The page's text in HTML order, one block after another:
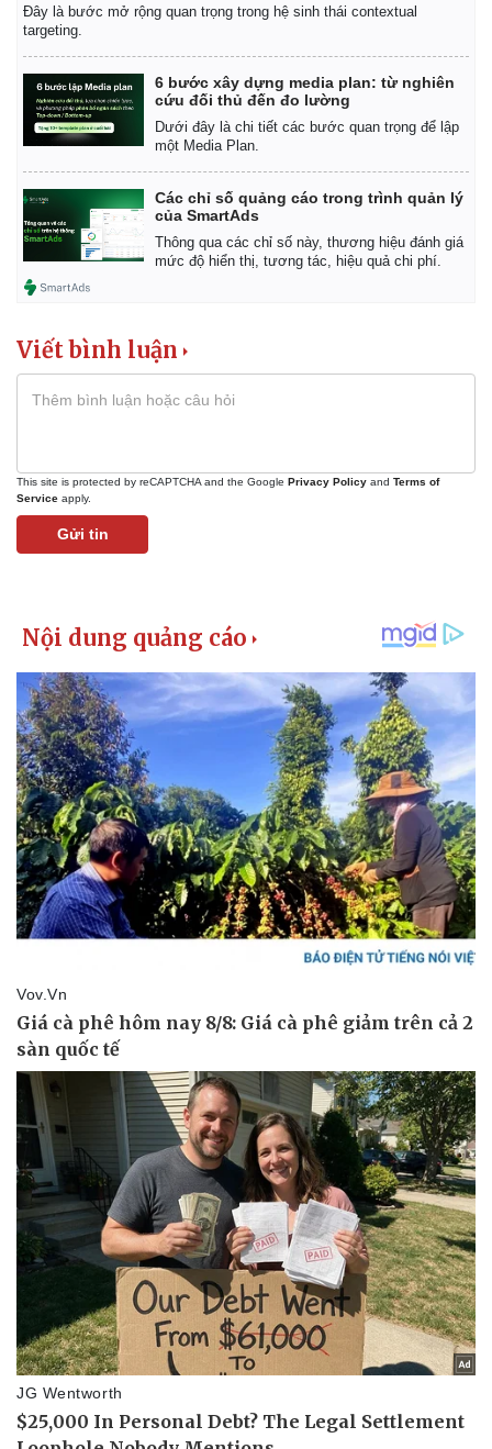
Kinh tế
Bất động sản
Khởi nghiệp
Thị trường
Giá vàng
Tiêu dùng
Tỷ giá
Chứng khoán
Giá cà phê
Đây là bước mở rộng quan trọng trong hệ sinh thái contextual
targeting.
6 bước xây dựng media plan: từ nghiên
cứu đối thủ đến đo lường
Dưới đây là chi tiết các bước quan trọng để lập
một Media Plan.
Các chỉ số quảng cáo trong trình quản lý
của SmartAds
Thông qua các chỉ số này, thương hiệu đánh giá
mức độ hiển thị, tương tác, hiệu quả chi phí.
Viết bình luận
This site is protected by reCAPTCHA and the Google Privacy Policy and Terms of
Service apply.
Gửi tin